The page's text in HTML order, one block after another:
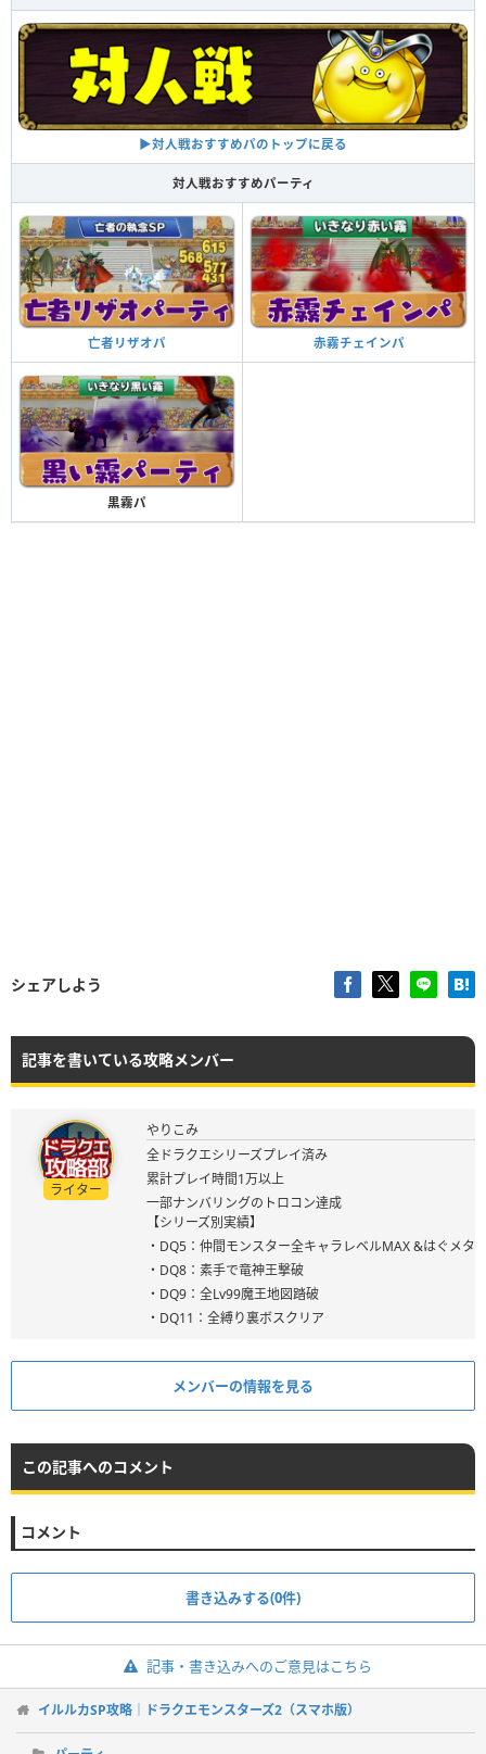
▶対人戦おすすめパのトップに戻る
対人戦おすすめパーティ
亡者リザオパ 赤霧チェインパ
黒霧パ
シェアしよう
記事を書いている攻略メンバー
ライター
やりこみ
全ドラクエシリーズプレイ済み
累計プレイ時間1万以上
一部ナンバリングのトロコン達成
【シリーズ別実績】
・DQ5：仲間モンスター全キャラレベルMAX &はぐメタ
・DQ8：素手で竜神王撃破
・DQ9：全Lv99魔王地図踏破
・DQ11：全縛り裏ボスクリア
メンバーの情報を見る
この記事へのコメント
コメント
書き込みする(0件)
記事・書き込みへのご意見はこちら
イルルカSP攻略｜ドラクエモンスターズ2（スマホ版）